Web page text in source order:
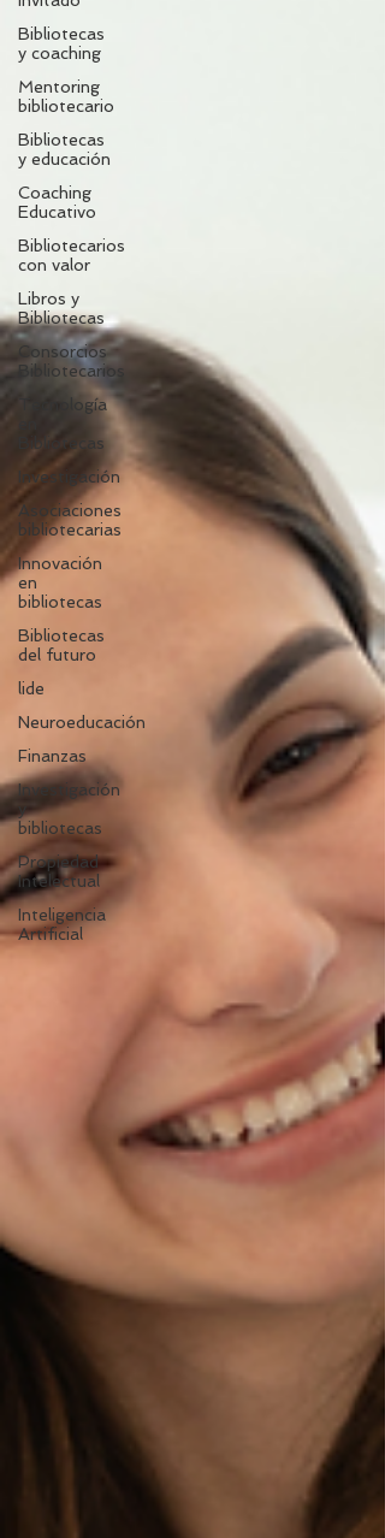
Bibliotecas
y coaching
Mentoring
bibliotecario
Bibliotecas
y educación
Coaching
Educativo
Bibliotecarios
con valor
Libros y
Bibliotecas
Consorcios
Bibliotecarios
Tecnología
Bibliotecas
Investigación
Asociaciones
bibliotecarias
Innovación
en
bibliotecas
Bibliotecas
del futuro
lide
Neuroeducación
Finanzas
Investigación
y
bibliotecas
Propiedad
Intelectual
Inteligencia
Artificial